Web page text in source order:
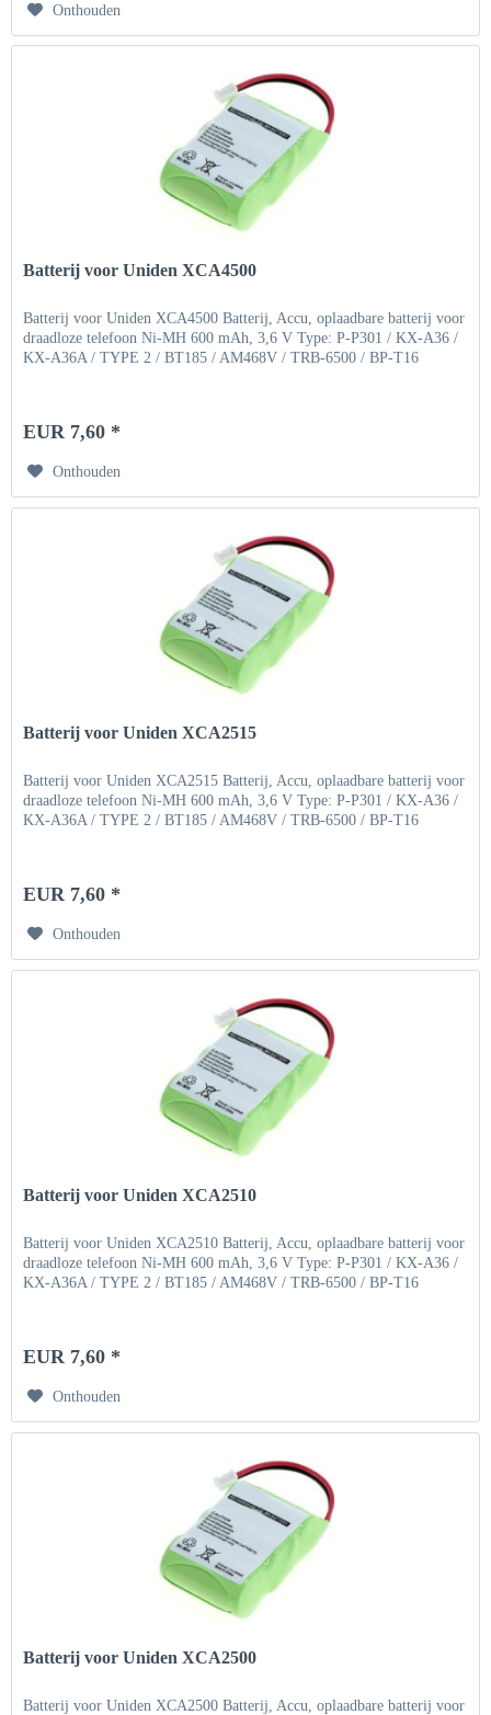
Onthouden
Batterij voor Uniden XCA4500
Batterij voor Uniden XCA4500 Batterij, Accu, oplaadbare batterij voor
draadloze telefoon Ni-MH 600 mAh, 3,6 V Type: P-P301 / KX-A36 /
KX-A36A / TYPE 2 / BT185 / AM468V / TRB-6500 / BP-T16
EUR 7,60 *
Onthouden
Batterij voor Uniden XCA2515
Batterij voor Uniden XCA2515 Batterij, Accu, oplaadbare batterij voor
draadloze telefoon Ni-MH 600 mAh, 3,6 V Type: P-P301 / KX-A36 /
KX-A36A / TYPE 2 / BT185 / AM468V / TRB-6500 / BP-T16
EUR 7,60 *
Onthouden
Batterij voor Uniden XCA2510
Batterij voor Uniden XCA2510 Batterij, Accu, oplaadbare batterij voor
draadloze telefoon Ni-MH 600 mAh, 3,6 V Type: P-P301 / KX-A36 /
KX-A36A / TYPE 2 / BT185 / AM468V / TRB-6500 / BP-T16
EUR 7,60 *
Onthouden
Batterij voor Uniden XCA2500
Batterij voor Uniden XCA2500 Batterij, Accu, oplaadbare batterij voor